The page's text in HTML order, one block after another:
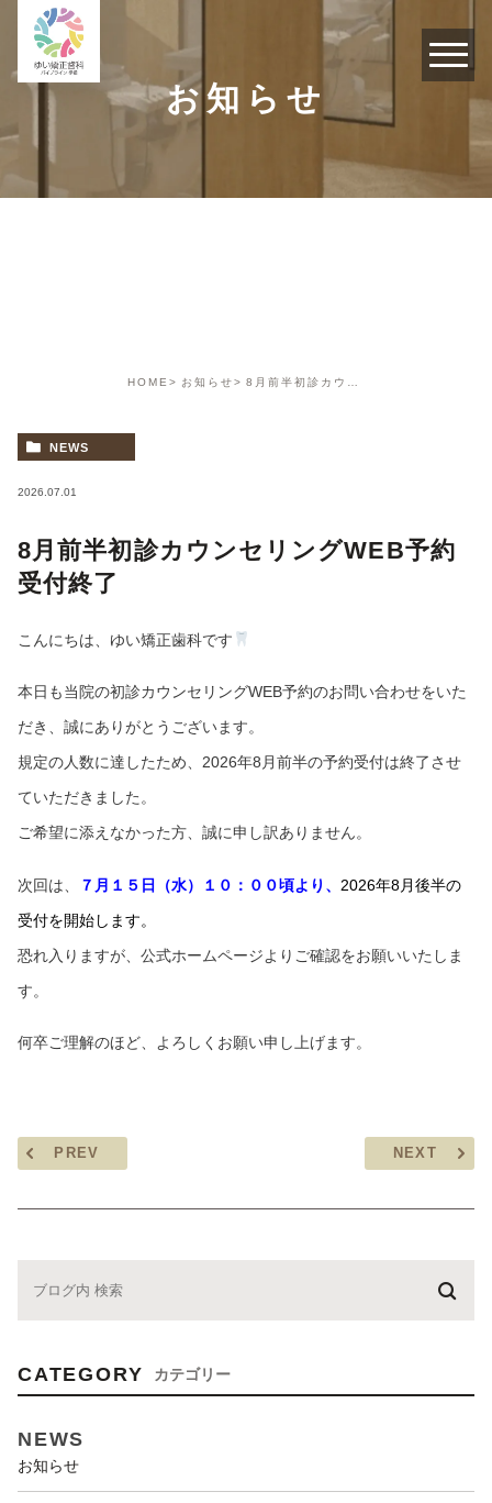
お知らせ
HOME お知らせ 8月前半初診カウンセリングWEB予約受付終了
NEWS
2026.07.01
8月前半初診カウンセリングWEB予約
受付終了
こんにちは、ゆい矯正歯科です
本日も当院の初診カウンセリングWEB予約のお問い合わせをいた
だき、誠にありがとうございます。
規定の人数に達したため、2026年8月前半の予約受付は終了させ
ていただきました。
ご希望に添えなかった方、誠に申し訳ありません。
次回は、 ７月１５日（水）１０：００頃より、 2026年8月後半の
受付を開始します。
恐れ入りますが、公式ホームページよりご確認をお願いいたしま
す。
何卒ご理解のほど、よろしくお願い申し上げます。
PREV NEXT
CATEGORY カテゴリー
NEWS
お知らせ